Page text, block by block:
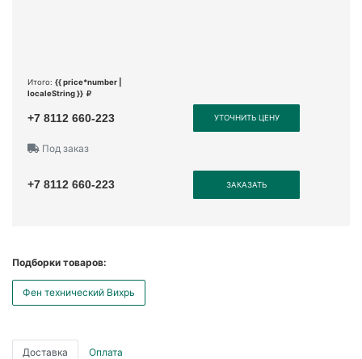
Итого: {{ price*number |
localeString }}
+7 8112 660-223 УТОЧНИТЬ ЦЕНУ
Под заказ
+7 8112 660-223 ЗАКАЗАТЬ
Подборки товаров:
Фен технический Вихрь
Доставка Оплата